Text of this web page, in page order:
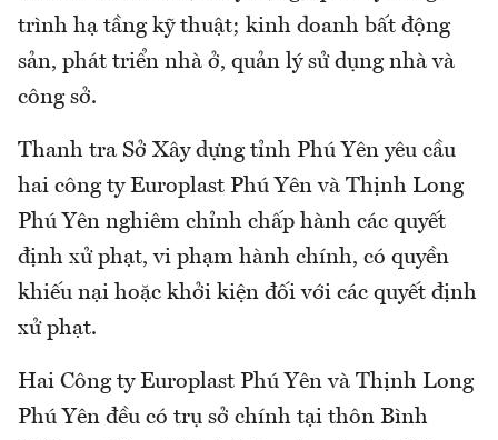
trình hạ tầng kỹ thuật; kinh doanh bất động
sản, phát triển nhà ở, quản lý sử dụng nhà và
công sở.
Thanh tra Sở Xây dựng tỉnh Phú Yên yêu cầu
hai công ty Europlast Phú Yên và Thịnh Long
Phú Yên nghiêm chỉnh chấp hành các quyết
định xử phạt, vi phạm hành chính, có quyền
khiếu nại hoặc khởi kiện đối với các quyết định
xử phạt.
Hai Công ty Europlast Phú Yên và Thịnh Long
Phú Yên đều có trụ sở chính tại thôn Bình